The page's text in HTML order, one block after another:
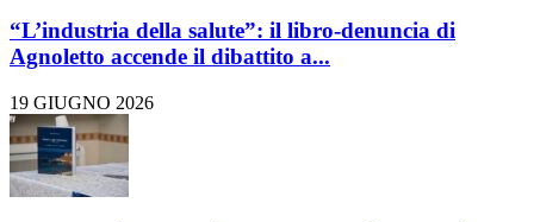
“L’industria della salute”: il libro-denuncia di
Agnoletto accende il dibattito a...
19 GIUGNO 2026